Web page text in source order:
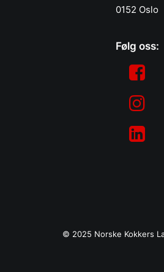
0152 Oslo
Følg oss:
© 2025 Norske Kokkers